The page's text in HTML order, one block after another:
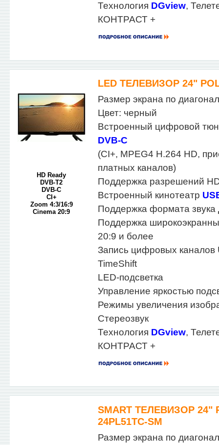
Технология DGview,
КОНТРАСТ +
LED ТЕЛЕВИЗОР 24"
HD Ready
DVB-T2
DVB-C
CI+
Zoom 4:3/16:9
Cinema 20:9
Размер экрана по
Цвет: черный
Встроенный цифровой
DVB-C
(CI+, MPEG4 H.264 HD,
платных каналов)
Поддержка разрешений
Встроенный кинотеатр
Поддержка формата звука
Поддержка
20:9 и более
Запись цифровых каналов
TimeShift
LED-подсветка
Управление яркостью
Режимы увеличения
Стереозвук
Технология DGview,
КОНТРАСТ +
SMART ТЕЛЕВИЗОР 24"
24PL51TC-SM
Размер экрана по